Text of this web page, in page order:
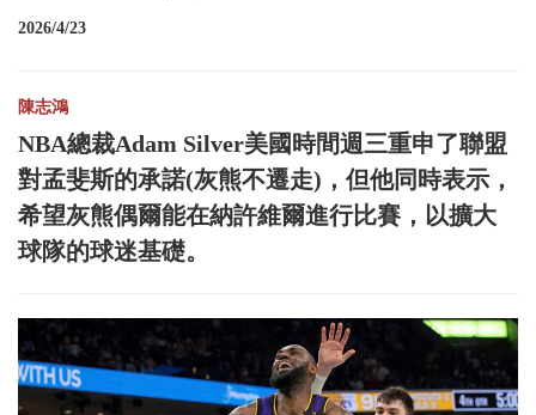
2026/4/23
陳志鴻
NBA總裁Adam Silver美國時間週三重申了聯盟
對孟斐斯的承諾(灰熊不遷走)，但他同時表示，
希望灰熊偶爾能在納許維爾進行比賽，以擴大
球隊的球迷基礎。